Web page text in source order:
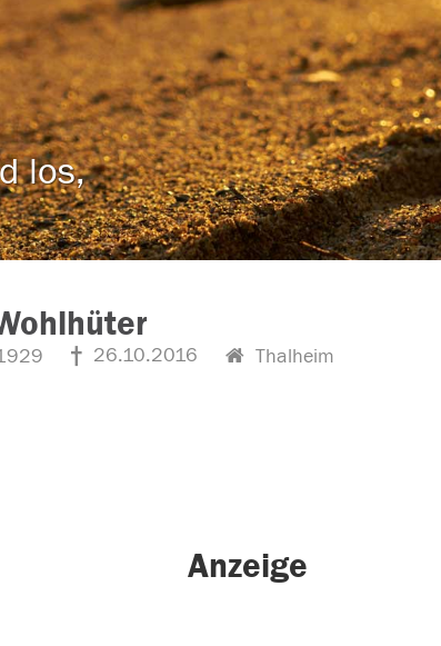
los,
26.10.2016 Thalheim
Anzeige